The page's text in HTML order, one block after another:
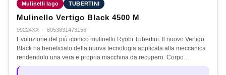
Mulinelli lago TUBERTINI
Mulinello Vertigo Black 4500 M
99224XX · 8053831473156
Evoluzione del più iconico mulinello Ryobi Tubertini. Il nuovo Vertigo
Black ha beneficiato della nuova tecnologia applicata alla meccanica
rendendolo una vera e propria macchina da recupero. Corpo…